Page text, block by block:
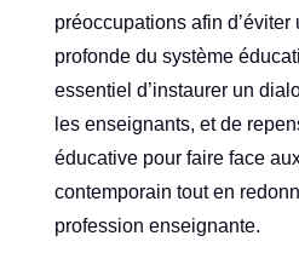
préoccupations afin
profonde du système
essentiel d’instaurer un
les enseignants, et de
éducative pour faire face
contemporain tout en
profession enseignante.